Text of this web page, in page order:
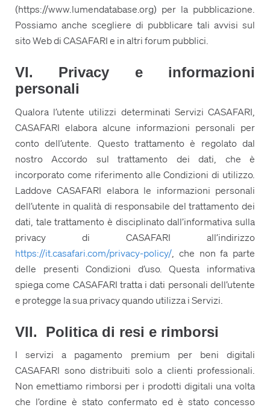
(https://www.lumendatabase.org) per la pubblicazione.
Possiamo anche scegliere di pubblicare tali avvisi sul
sito Web di CASAFARI e in altri forum pubblici.
VI. Privacy e informazioni
personali
Qualora l’utente utilizzi determinati Servizi CASAFARI,
CASAFARI elabora alcune informazioni personali per
conto dell’utente. Questo trattamento è regolato dal
nostro Accordo sul trattamento dei dati, che è
incorporato come riferimento alle Condizioni di utilizzo.
Laddove CASAFARI elabora le informazioni personali
dell’utente in qualità di responsabile del trattamento dei
dati, tale trattamento è disciplinato dall’informativa sulla
privacy di CASAFARI all’indirizzo
https://it.casafari.com/privacy-policy/ , che non fa parte
delle presenti Condizioni d’uso. Questa informativa
spiega come CASAFARI tratta i dati personali dell’utente
e protegge la sua privacy quando utilizza i Servizi.
VII. Politica di resi e rimborsi
I servizi a pagamento premium per beni digitali
CASAFARI sono distribuiti solo a clienti professionali.
Non emettiamo rimborsi per i prodotti digitali una volta
che l’ordine è stato confermato ed è stato concesso